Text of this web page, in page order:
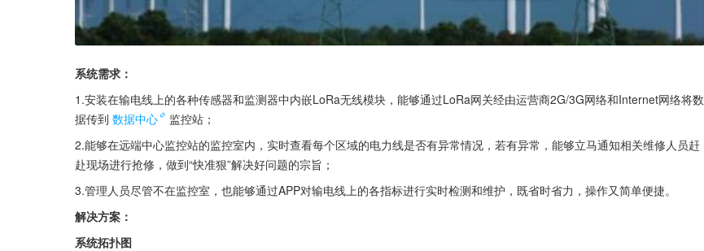
系统需求：
1.安装在输电线上的各种传感器和监测器中内嵌LoRa无线模块，能够通过LoRa网关经由运营商2G/3G网络和Internet网络将数
据传到 数据中心
监控站；
2.能够在远端中心监控站的监控室内，实时查看每个区域的电力线是否有异常情况，若有异常，能够立马通知相关维修人员赶
赴现场进行抢修，做到“快准狠”解决好问题的宗旨；
3.管理人员尽管不在监控室，也能够通过APP对输电线上的各指标进行实时检测和维护，既省时省力，操作又简单便捷。
解决方案：
系统拓扑图